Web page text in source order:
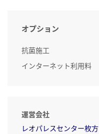
オプション
抗菌施工
インターネット利用料
運営会社
レオパレスセンター枚方